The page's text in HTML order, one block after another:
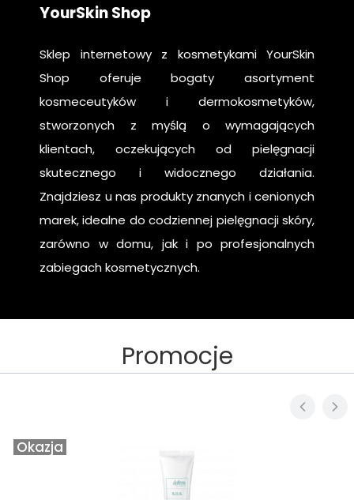
YourSkin Shop
Sklep internetowy z kosmetykami YourSkin
Shop oferuje bogaty asortyment
kosmeceutyków i dermokosmetyków,
stworzonych z myślą o wymagających
klientach, oczekujących od pielęgnacji
skutecznego i widocznego działania.
Znajdziesz u nas produkty znanych i cenionych
marek, idealne do codziennej pielęgnacji skóry,
zarówno w domu, jak i po profesjonalnych
zabiegach kosmetycznych.
Promocje
Okazja